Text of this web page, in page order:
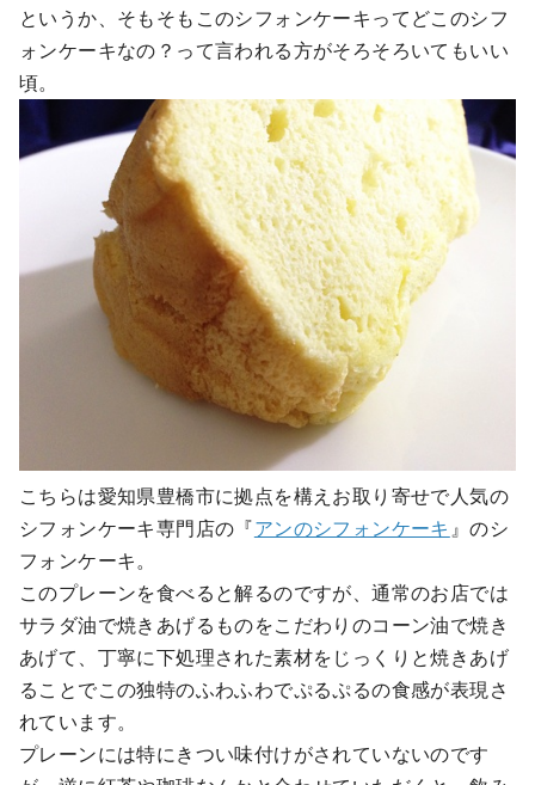
というか、そもそもこのシフォンケーキってどこのシフ
ォンケーキなの？って言われる方がそろそろいてもいい
頃。
こちらは愛知県豊橋市に拠点を構えお取り寄せで人気の
シフォンケーキ専門店の『アンのシフォンケーキ 』のシ
フォンケーキ。
このプレーンを食べると解るのですが、通常のお店では
サラダ油で焼きあげるものをこだわりのコーン油で焼き
あげて、丁寧に下処理された素材をじっくりと焼きあげ
ることでこの独特のふわふわでぷるぷるの食感が表現さ
れています。
プレーンには特にきつい味付けがされていないのです